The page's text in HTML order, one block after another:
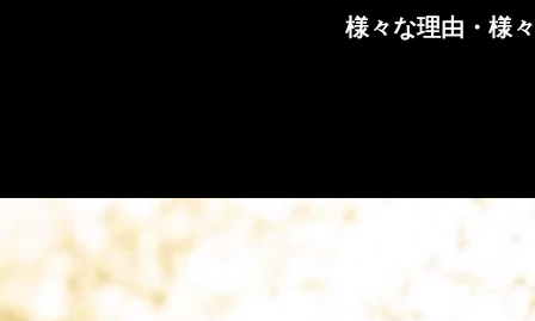
様々な理由・様